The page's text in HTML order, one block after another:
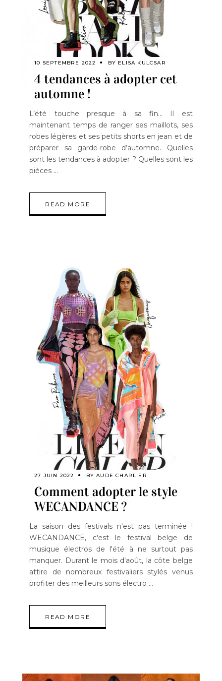
10 SEPTEMBRE 2022 BY ELISA KULCSAR
4 tendances à adopter cet
automne !
L’été touche presque à sa fin… Il est
maintenant temps de ranger ses maillots, ses
robes légères et ses petits shorts en jean et de
préparer sa garde-robe d’automne. Quelles
sont les tendances à adopter ? Quelles sont les
pièces
READ MORE
27 JUIN 2022 BYAUDE CHARLIER
Comment adopter le style
WECANDANCE ?
La saison des festivals n'est pas terminée !
WECANDANCE, c'est le festival belge de
musique électros de l'été à ne surtout pas
manquer. Durant le mois d'août, la côte belge
attire de nombreux festivaliers stylés venus
profiter des meilleurs sons électro
READ MORE